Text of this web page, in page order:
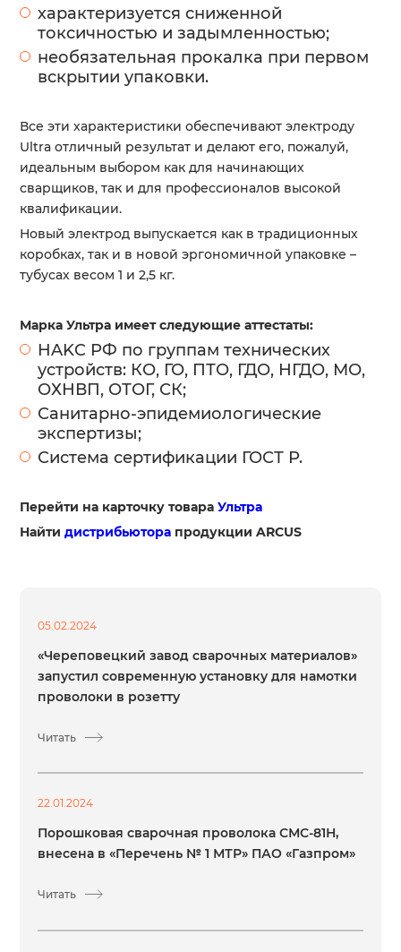
характеризуется сниженной
токсичностью и задымленностью;
необязательная прокалка при первом
вскрытии упаковки.
Все эти характеристики обеспечивают электроду
Ultra отличный результат и делают его, пожалуй,
идеальным выбором как для начинающих
сварщиков, так и для профессионалов высокой
квалификации.
Новый электрод выпускается как в традиционных
коробках, так и в новой эргономичной упаковке –
тубусах весом 1 и 2,5 кг.
Марка Ультра имеет следующие аттестаты:
HAKC РФ по группам технических
устройств: КО, ГО, ПТО, ГДО, НГДО, МО,
ОХНВП, ОТОГ, СК;
Санитарно-эпидемиологические
экспертизы;
Система сертификации ГОСТ Р.
Перейти на карточку товараУльтра
Найтидистрибьютора продукции ARCUS
05.02.2024
«Череповецкий завод сварочных материалов»
запустил современную установку для намотки
проволоки в розетту
Читать
22.01.2024
Порошковая сварочная проволока СМС-81Н,
внесена в «Перечень № 1 МТР» ПАО «Газпром»
Читать